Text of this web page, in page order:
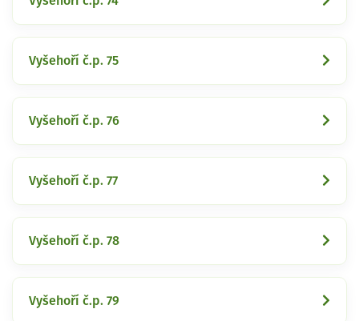
Vyšehoří č.p. 75
Vyšehoří č.p. 76
Vyšehoří č.p. 77
Vyšehoří č.p. 78
Vyšehoří č.p. 79